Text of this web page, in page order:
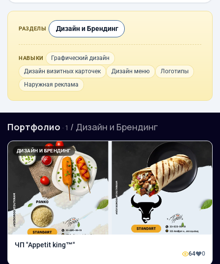
РАЗДЕЛЫ Дизайн и Брендинг
НАВЫКИ
Графический дизайн
Дизайн визитных карточек
Дизайн меню
Логотипы
Наружная реклама
Портфолио · 1 / Дизайн и Брендинг
ДИЗАЙН И БРЕНДИНГ
ЧП "Appetit king™"
64 0